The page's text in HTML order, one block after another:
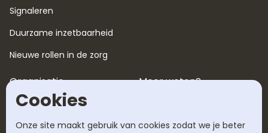
Signaleren
Duurzame inzetbaarheid
Nieuwe rollen in de zorg
Organisatie
Over ons
Werken bij
Meer weten?
Tarieven
Cookies
Onze site maakt gebruik van cookies zodat we je beter